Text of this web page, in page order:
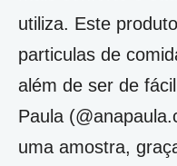
utiliza. Este
particulas de
além de ser de
Paula
uma amostra,